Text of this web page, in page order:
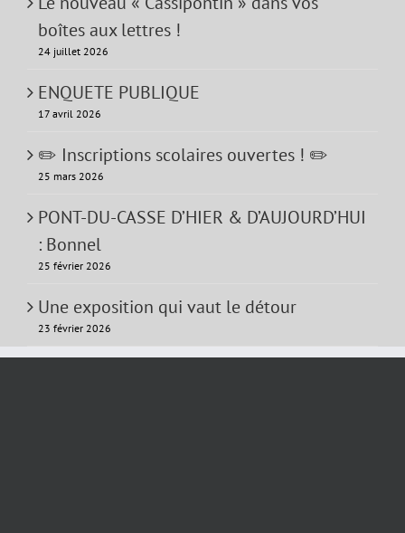
boîtes aux lettres !
24 juillet 2026
ENQUETE PUBLIQUE
17 avril 2026
✏️ Inscriptions scolaires ouvertes ! ✏️
25 mars 2026
PONT-DU-CASSE D’HIER & D’AUJOURD’HUI
: Bonnel
25 février 2026
Une exposition qui vaut le détour
23 février 2026